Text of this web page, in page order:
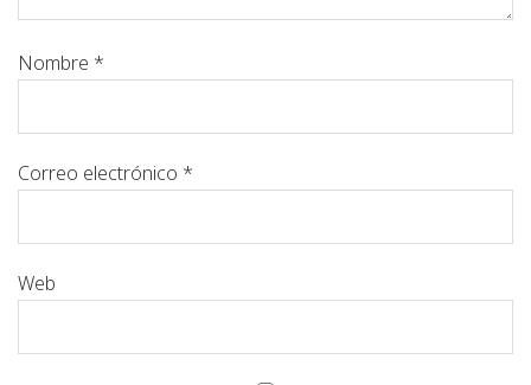
Nombre *
Correo electrónico *
Web